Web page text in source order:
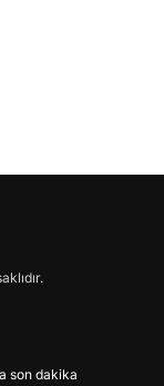
son dakika